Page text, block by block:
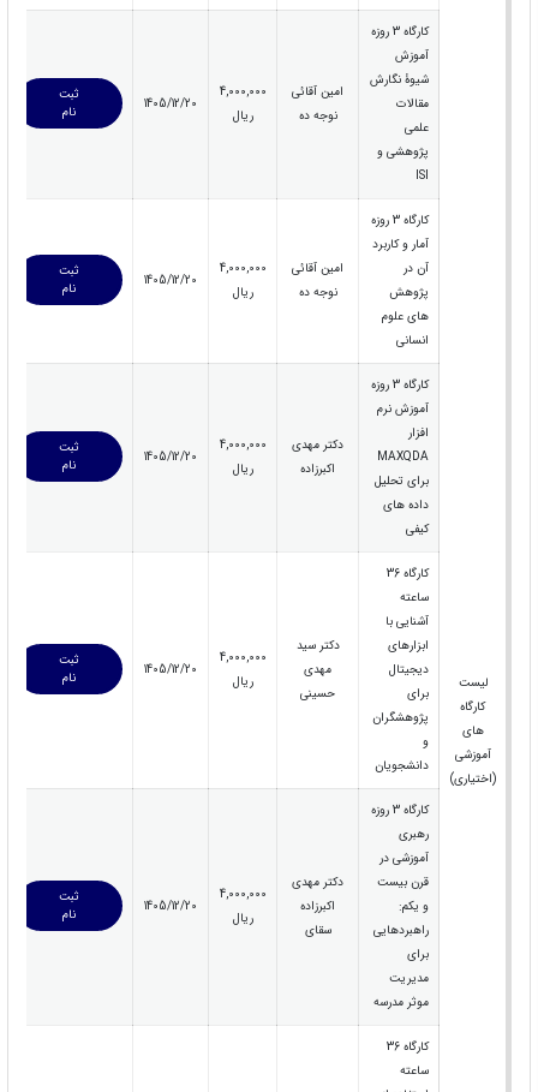
لیست
کارگاه
های
آموزشی
(اختیاری)
کارگاه 3 روزه
آموزش
شیوۀ نگارش
مقالات
علمی
پژوهشی و
ISI
امین آقائی
نوجه ده
4,000,000
ریال
1405/12/20
ثبت
نام
کارگاه 3 روزه
آمار و کاربرد
آن در
پژوهش
های علوم
انسانی
امین آقائی
نوجه ده
4,000,000
ریال
1405/12/20
ثبت
نام
کارگاه 3 روزه
آموزش نرم
افزار
MAXQDA
برای تحلیل
داده های
کیفی
دکتر مهدی
اکبرزاده
4,000,000
ریال
1405/12/20
ثبت
نام
کارگاه 36
ساعته
آشنایی با
ابزارهای
دیجیتال
برای
پژوهشگران
و
دانشجویان
دکتر سید
مهدی
حسینی
4,000,000
ریال
1405/12/20
ثبت
نام
کارگاه 3 روزه
رهبری
آموزشی در
قرن بیست
و یکم:
راهبردهایی
برای
مدیریت
موثر مدرسه
دکتر مهدی
اکبرزاده
سقای
4,000,000
ریال
1405/12/20
ثبت
نام
کارگاه 36
ساعته